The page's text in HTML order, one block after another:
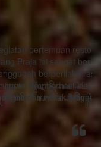
restorasi sosial
bermanfaat ada
rasa sithik
dalam
Adigung